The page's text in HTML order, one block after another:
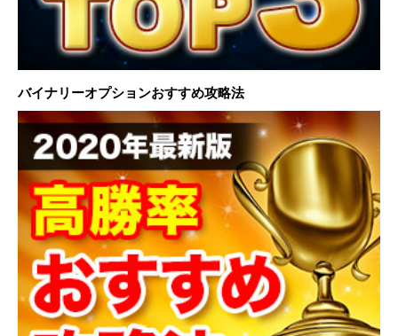
バイナリーオプションおすすめ攻略法